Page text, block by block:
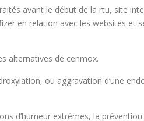
avant le début de la rtu, site
en relation avec les websites et
alternatives de cenmox.
ou aggravation d’une
d’humeur extrêmes, la prévention